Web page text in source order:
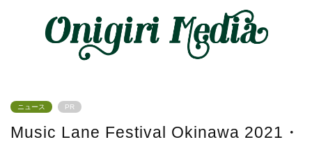
ニュース PR
Music Lane Festival Okinawa 2021・